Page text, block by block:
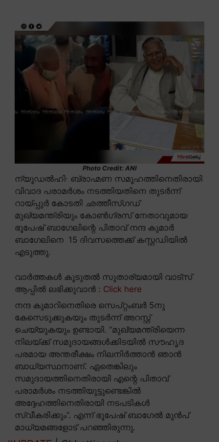
Photo Credit: ANI
ന്യൂഡൽഹി∙ ബ്രാഹ്മണ സമൂഹത്തിനെതിരായി
വിവാദ പരാമർശം നടത്തിയതിനെ തുടർന്ന്
റായ്പ്പുർ കോടതി ഛത്തീസ്ഗഡ്
മുഖ്യമന്ത്രിയും കോൺഗ്രസ് നേതാവുമായ
ഭൂപേഷ് ബാഗേലിന്റെ പിതാവ് നന്ദ കുമാർ
ബാഗേലിനെ 15 ദിവസത്തെക്ക് കസ്റ്റഡിയിൽ
എടുത്തു.
വാർത്തകൾ കൂടുതൽ സുതാര്യമായി വാട്സ്
ആപ്പിൽ ലഭിക്കുവാൻ : Click here
നന്ദ കുമാറിനെതിരെ സെപ്റ്റംബർ 5നു
കേസെടുക്കുകയും തുടർന്ന് അറസ്റ്റ്
ചെയ്യുകയും ഉണ്ടായി. “മുഖ്യമന്ത്രിയെന്ന
നിലയ്ക്ക് സമുദായങ്ങൾക്കിടയിൽ സൗഹൃദ
പരമായ അന്തരീക്ഷം നിലനിർത്താൻ ഞാൻ
ബാധ്യസ്ഥനാണ്. ഏതെങ്കിലും
സമുദായത്തിനെതിരായി എന്റെ പിതാവ്
പരാമർശം നടത്തിയുട്ടുണ്ടെങ്കിൽ
അദ്ദേഹത്തിനെതിരായി നടപടികൾ
സ്വീകരിക്കും”. എന്ന് ഭൂപേഷ് ബാഗേൽ മുൻപ്
മാധ്യമങ്ങളോട് പറഞ്ഞിരുന്നു.